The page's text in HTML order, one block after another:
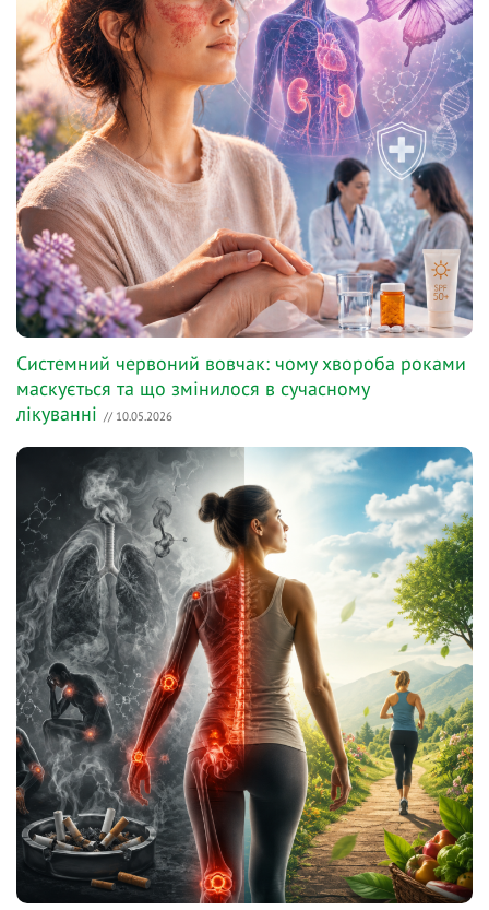
Системний червоний вовчак: чому хвороба роками
маскується та що змінилося в сучасному
лікуванні // 10.05.2026